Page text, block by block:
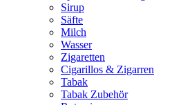
Sirup
Säfte
Milch
Wasser
Zigaretten
Cigarillos & Zigarren
Tabak
Tabak Zubehör